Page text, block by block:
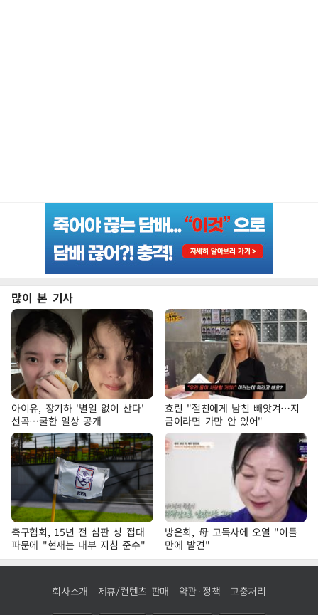
많이 본 기사
아이유, 장기하 '별일 없이 산다'
선곡…쿨한 일상 공개
효린 "절친에게 남친 빼앗겨…지
금이라면 가만 안 있어"
축구협회, 15년 전 심판 성 접대
파문에 "현재는 내부 지침 준수"
방은희, 母 고독사에 오열 "이틀
만에 발견"
회사소개 제휴/컨텐츠 판매 약관·정책 고충처리